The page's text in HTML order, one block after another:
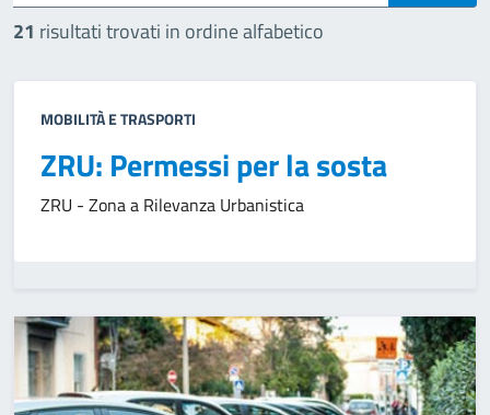
21 risultati trovati in ordine alfabetico
MOBILITÀ E TRASPORTI
ZRU: Permessi per la sosta
ZRU - Zona a Rilevanza Urbanistica